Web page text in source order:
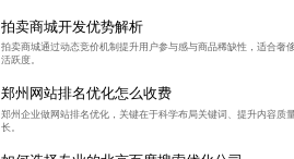
拍卖商城开发优势解析
拍卖商城通过动态竞价机制提升用户参与感与商品稀缺性，适合
活跃度。
郑州网站排名优化怎么收费
郑州企业做网站排名优化，关键在于科学布局关键词、提升内容
长。